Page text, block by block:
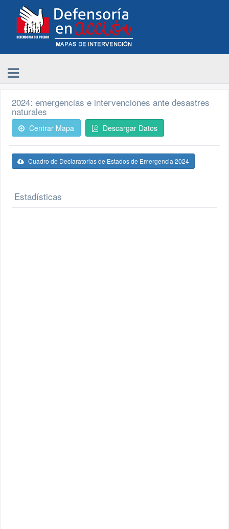
2024: emergencias e intervenciones ante desastres
naturales
Centrar Mapa Descargar Datos
Cuadro de Declaratorias de Estados de Emergencia 2024
Estadísticas